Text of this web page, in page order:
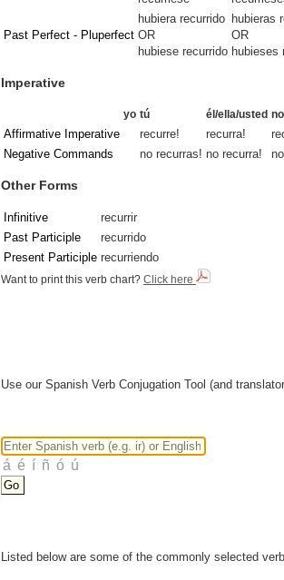
Past Perfect - Pluperfect
hubiera recurrido
OR
hubiese recurrido
hubieras
OR
hubieses
Imperative
yo tú él/ella/usted
Affirmative Imperative recurre! recurra!
Negative Commands
no recurras! no recurra!
Other Forms
Infinitive
recurrir
Past Participle
recurrido
Present Participle recurriendo
Want to print this verb chart? Click here
Use our Spanish Verb Conjugation Tool (and
Listed below are some of the commonly selected